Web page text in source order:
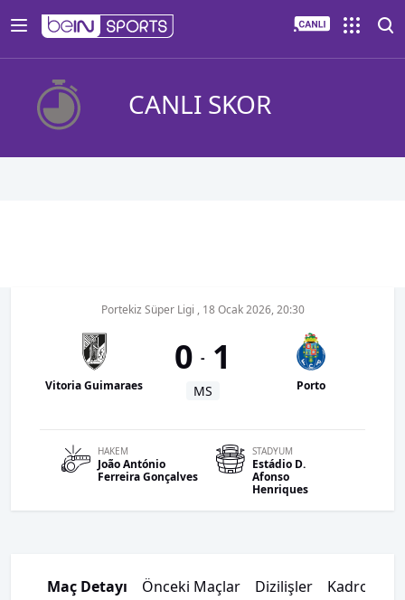
CANLI SKOR
Portekiz Süper Ligi , 18 Ocak 2026, 20:30
Vitoria Guimaraes
0 - 1
MS Porto
HAKEM
João António
Ferreira Gonçalves
STADYUM
Estádio D.
Afonso
Henriques
Maç Detayı Önceki Maçlar Dizilişler Kadrolar